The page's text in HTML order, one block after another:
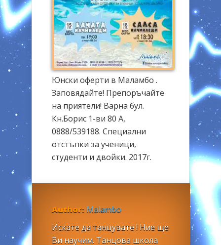
Юнски оферти в Маламбо .
Заповядайте! Препоръчайте
на приятели! Варна бул.
Кн.Борис 1-ви 80 А,
0888/539188. Специални
отстъпки за ученици,
студенти и двойки. 2017г.
Author: Malambo
Искате да танцувате ! Ние ще
Ви научим. Танцова школа